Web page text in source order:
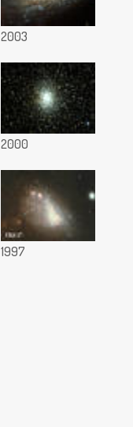
2003
2000
1997